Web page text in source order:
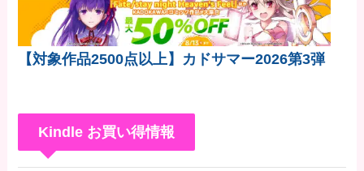
【対象作品2500点以上】カドサマー2026第3弾
Kindle お買い得情報